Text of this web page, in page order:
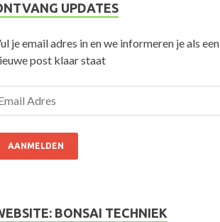
UPDATES
je email adres in en we informeren je als een
post klaar staat
AANMELDEN
BONSAI TECHNIEK